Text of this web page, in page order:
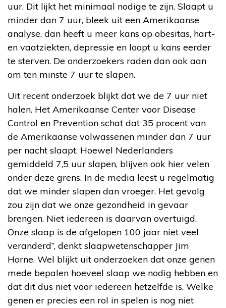
uur. Dit lijkt het minimaal nodige te zijn. Slaapt u
minder dan 7 uur, bleek uit een Amerikaanse
analyse, dan heeft u meer kans op obesitas, hart-
en vaatziekten, depressie en loopt u kans eerder
te sterven. De onderzoekers raden dan ook aan
om ten minste 7 uur te slapen.
Uit recent onderzoek blijkt dat we de 7 uur niet
halen. Het Amerikaanse Center voor Disease
Control en Prevention schat dat 35 procent van
de Amerikaanse volwassenen minder dan 7 uur
per nacht slaapt. Hoewel Nederlanders
gemiddeld 7,5 uur slapen, blijven ook hier velen
onder deze grens. In de media leest u regelmatig
dat we minder slapen dan vroeger. Het gevolg
zou zijn dat we onze gezondheid in gevaar
brengen. Niet iedereen is daarvan overtuigd.
Onze slaap is de afgelopen 100 jaar niet veel
veranderd”, denkt slaapwetenschapper Jim
Horne. Wel blijkt uit onderzoeken dat onze genen
mede bepalen hoeveel slaap we nodig hebben en
dat dit dus niet voor iedereen hetzelfde is. Welke
genen er precies een rol in spelen is nog niet